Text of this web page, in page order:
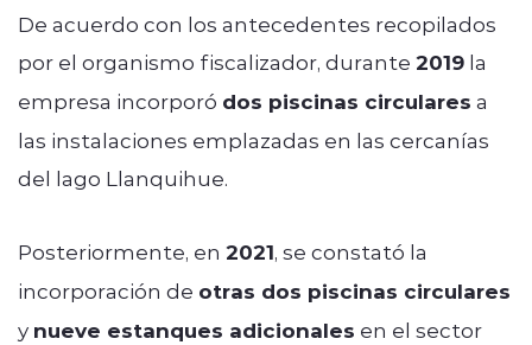
De acuerdo con los antecedentes recopilados
por el organismo fiscalizador, durante 2019 la
empresa incorporó dos piscinas circulares a
las instalaciones emplazadas en las cercanías
del lago Llanquihue.
Posteriormente, en 2021, se constató la
incorporación de otras dos piscinas circulares
y nueve estanques adicionales en el sector